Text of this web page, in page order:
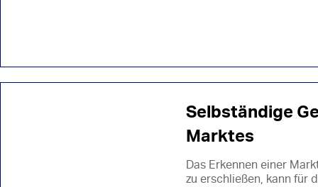
Selbständige
Marktes
Das Erkennen einer
zu erschließen, kann für